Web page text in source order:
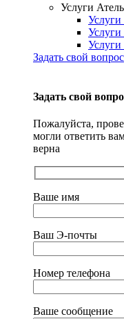
Услуги
Услуги
Задать свой вопрос
Задать свой
Пожалуйста,
могли ответить
верна
Ваше имя
Ваш Э-почты
Номер телефона
Ваше сообщение